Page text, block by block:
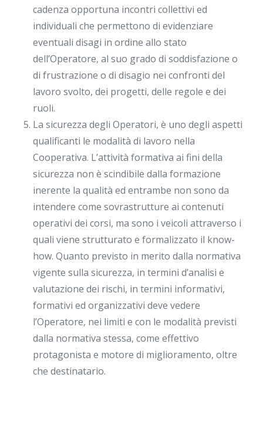
cadenza opportuna incontri collettivi ed
individuali che permettono di evidenziare
eventuali disagi in ordine allo stato
dell’Operatore, al suo grado di soddisfazione o
di frustrazione o di disagio nei confronti del
lavoro svolto, dei progetti, delle regole e dei
ruoli.
La sicurezza degli Operatori, è uno degli aspetti
qualificanti le modalità di lavoro nella
Cooperativa. L’attività formativa ai fini della
sicurezza non è scindibile dalla formazione
inerente la qualità ed entrambe non sono da
intendere come sovrastrutture ai contenuti
operativi dei corsi, ma sono i veicoli attraverso i
quali viene strutturato e formalizzato il know-
how. Quanto previsto in merito dalla normativa
vigente sulla sicurezza, in termini d’analisi e
valutazione dei rischi, in termini informativi,
formativi ed organizzativi deve vedere
l’Operatore, nei limiti e con le modalità previsti
dalla normativa stessa, come effettivo
protagonista e motore di miglioramento, oltre
che destinatario.